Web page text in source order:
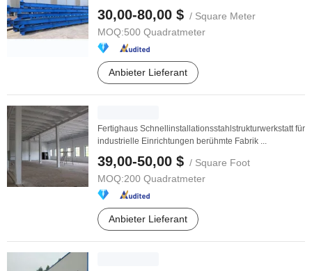
30,00-80,00 $ / Square Meter
MOQ:500 Quadratmeter
Anbieter Lieferant
Fertighaus Schnellinstallationsstahlstrukturwerkstatt für
industrielle Einrichtungen berühmte Fabrik ...
39,00-50,00 $ / Square Foot
MOQ:200 Quadratmeter
Anbieter Lieferant